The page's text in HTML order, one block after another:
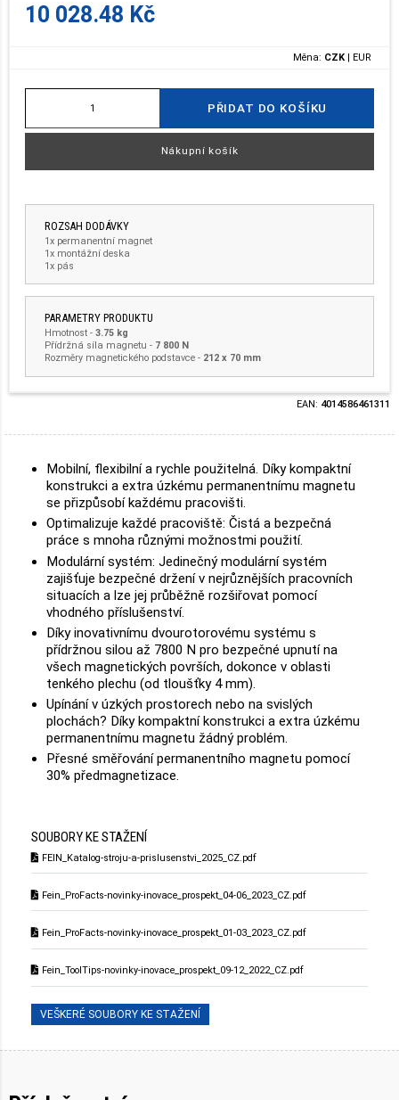
10 028.48 Kč
Měna: CZK | EUR
PŘIDAT DO KOŠÍKU
Nákupní košík
ROZSAH DODÁVKY
1x permanentní magnet
1x montážní deska
1x pás
PARAMETRY PRODUKTU
Hmotnost- 3.75 kg
Přídržná síla magnetu - 7 800 N
Rozměry magnetického podstavce - 212 x 70 mm
EAN: 4014586461311
Mobilní, flexibilní a rychle použitelná. Díky kompaktní
konstrukci a extra úzkému permanentnímu magnetu
se přizpůsobí každému pracovišti.
Optimalizuje každé pracoviště: Čistá a bezpečná
práce s mnoha různými možnostmi použití.
Modulární systém: Jedinečný modulární systém
zajišťuje bezpečné držení v nejrůznějších pracovních
situacích a lze jej průběžně rozšiřovat pomocí
vhodného příslušenství.
Díky inovativnímu dvourotorovému systému s
přídržnou silou až 7800 N pro bezpečné upnutí na
všech magnetických površích, dokonce v oblasti
tenkého plechu (od tloušťky 4 mm).
Upínání v úzkých prostorech nebo na svislých
plochách? Díky kompaktní konstrukci a extra úzkému
permanentnímu magnetu žádný problém.
Přesné směřování permanentního magnetu pomocí
30% předmagnetizace.
SOUBORY KE STAŽENÍ
FEIN_Katalog-stroju-a-prislusenstvi_2025_CZ.pdf
Fein_ProFacts-novinky-inovace_prospekt_04-06_2023_CZ.pdf
Fein_ProFacts-novinky-inovace_prospekt_01-03_2023_CZ.pdf
Fein_ToolTips-novinky-inovace_prospekt_09-12_2022_CZ.pdf
VEŠKERÉ SOUBORY KE STAŽENÍ